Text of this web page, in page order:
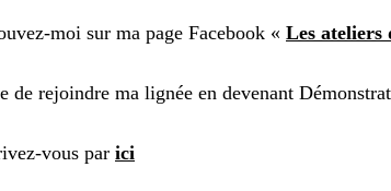
moi sur ma page Facebook « Les ateliers
de rejoindre ma lignée en devenant
vous par ici